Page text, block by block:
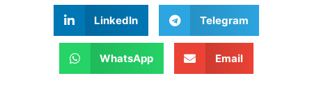
LinkedIn Telegram
WhatsApp Email